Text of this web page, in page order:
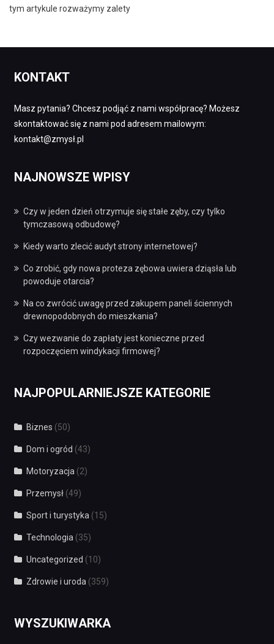
tym artykule rozważymy zalety
KONTAKT
Masz pytania? Chcesz podjąć z nami współpracę? Możesz
skontaktować się z nami pod adresem mailowym:
kontakt@zmysł.pl
NAJNOWSZE WPISY
Czy w jeden dzień otrzymuje się stałe zęby, czy tylko
tymczasową odbudowę?
Kiedy warto zlecić audyt strony internetowej?
Co zrobić, gdy nowa proteza zębowa uwiera dziąsła lub
powoduje otarcia?
Na co zwrócić uwagę przed zakupem paneli ściennych
drewnopodobnych do mieszkania?
Czy wezwanie do zapłaty jest konieczne przed
rozpoczęciem windykacji firmowej?
NAJPOPULARNIEJSZE KATEGORIE
Biznes (50)
Dom i ogród (43)
Motoryzacja (2)
Przemysł(49)
Sport i turystyka (15)
Technologia (35)
Uncategorized (10)
Zdrowie i uroda (359)
WYSZUKIWARKA